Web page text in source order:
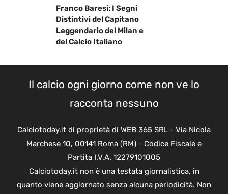
Franco Baresi: I Segni
Distintivi del Capitano
Leggendario del Milan e
del Calcio Italiano
Il calcio ogni giorno come non ve lo
racconta nessuno
Calciotoday.it di proprietà di WEB 365 SRL - Via Nicola
Marchese 10, 00141 Roma (RM) - Codice Fiscale e
Partita I.V.A. 12279101005
Calciotoday.it non è una testata giornalistica, in
quanto viene aggiornato senza alcuna periodicità. Non